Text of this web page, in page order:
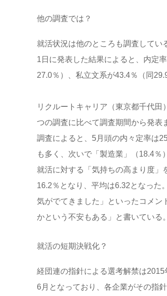
他の調査では？
就活状況は他のところも調査してい
1日に発表した結果によると、内定
27.0％）、私立文系が43.4％（同
リクルートキャリア（東京都千代
つの調査に比べて調査期間から発表
調査によると、5月頭の内々定率は
も多く、次いで「製造業」（18.4％
就活に対する「気持ちの高まり度
16.2％となり、平均は6.32となった
気がでてきました」といったコメン
かという不安もある」と書いている。
就活の短期決戦化？
経団連の指針による選考解禁は
6月となっており、各企業がその指